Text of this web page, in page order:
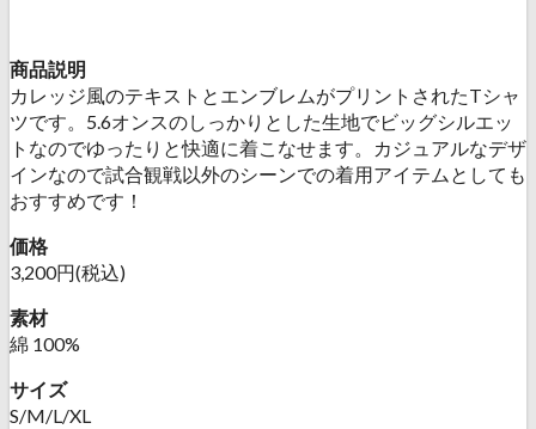
商品説明
カレッジ風のテキストとエンブレムがプリントされたTシャ
ツです。5.6オンスのしっかりとした生地でビッグシルエッ
トなのでゆったりと快適に着こなせます。カジュアルなデザ
インなので試合観戦以外のシーンでの着用アイテムとしても
おすすめです！
価格
3,200円(税込)
素材
綿 100%
サイズ
S/M/L/XL